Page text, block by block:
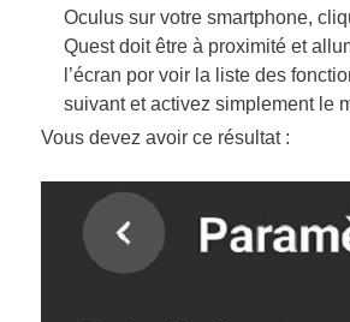
Oculus sur votre smartphone,
Quest doit être à proximité et
l’écran por voir la liste des
suivant et activez simplement le
Vous devez avoir ce résultat :